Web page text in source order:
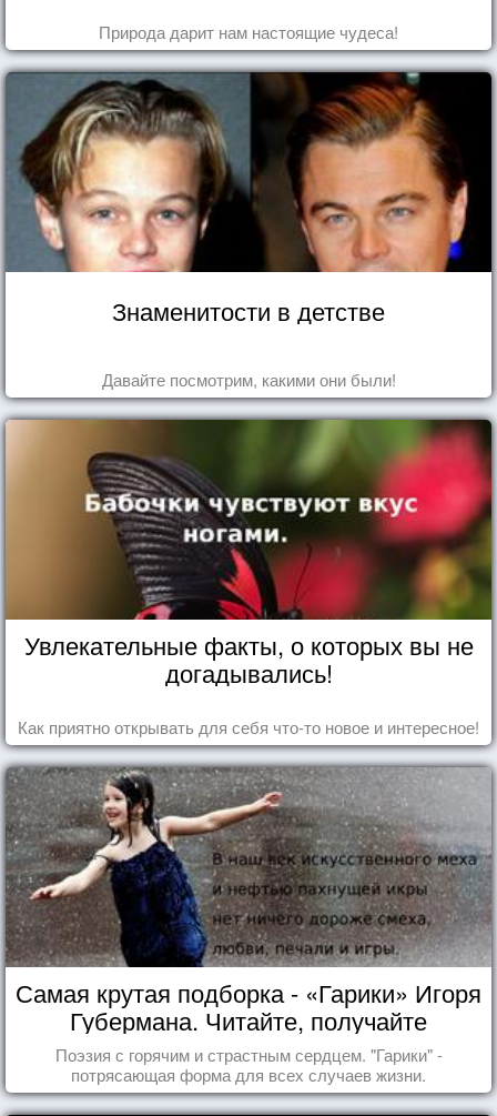
Природа дарит нам настоящие чудеса!
Знаменитости в детстве
Давайте посмотрим, какими они были!
Увлекательные факты, о которых вы не
догадывались!
Как приятно открывать для себя что-то новое и интересное!
Самая крутая подборка - «Гарики» Игоря
Губермана. Читайте, получайте
удовольствие!
Поэзия с горячим и страстным сердцем. "Гарики" -
потрясающая форма для всех случаев жизни.